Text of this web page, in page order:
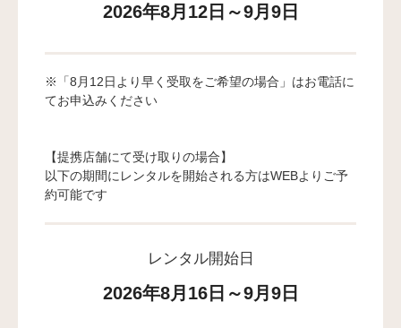
2026年8月12日～9月9日
※「8月12日より早く受取をご希望の場合」はお電話に
てお申込みください
【提携店舗にて受け取りの場合】
以下の期間にレンタルを開始される方はWEBよりご予
約可能です
レンタル開始日
2026年8月16日～9月9日